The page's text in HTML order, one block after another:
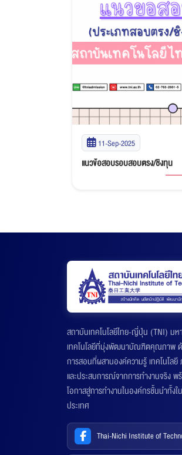
11-Sep-2025
แนวข้อสอบรอบสอบตรง/ชิงทุน
สถาบันเทคโนโลยีไทย-ญี่ปุ่น (TNI) มห
เทคโนโลยีที่มุ่งพัฒนาบัณฑิตคุณภาพ ด้
การสอนที่ผสานองค์ความรู้ เทคโนโล
และประสบการณ์จากการทำงานจริง พ
โอกาสสู่การทำงานในองค์กรชั้นนำทั้งใ
ประเทศ
Thai-Nichi Institute of